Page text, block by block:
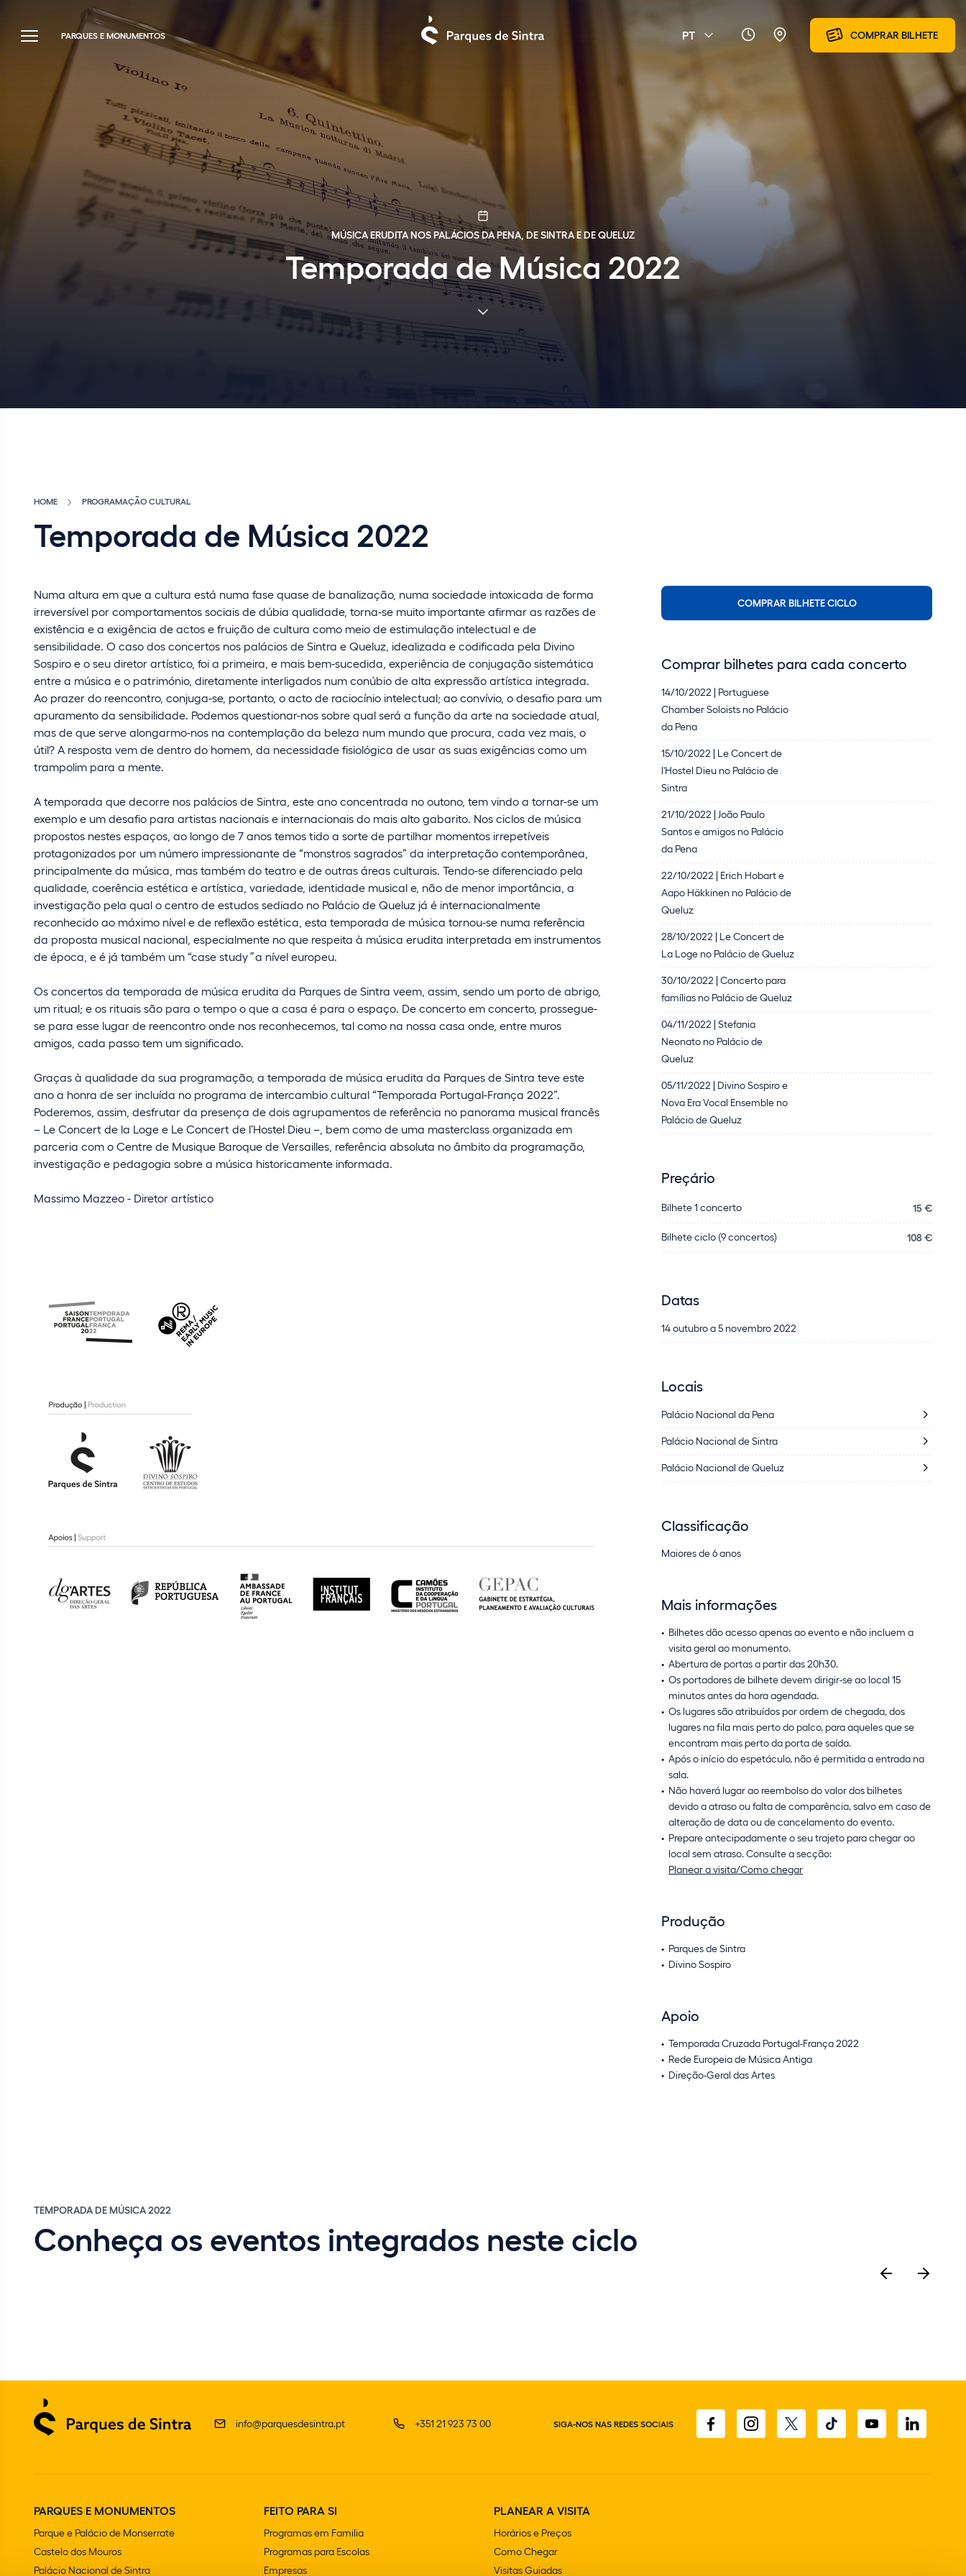
PARQUES E MONUMENTOS PT COMPRAR BILHETE
MÚSICA ERUDITA NOS PALÁCIOS DA PENA, DE SINTRA E DE QUELUZ
Temporada de Música 2022
HOME PROGRAMAÇÃO CULTURAL
Temporada de Música 2022
Numa altura em que a cultura está numa fase quase de banalização, numa sociedade intoxicada de forma
irreversível por comportamentos sociais de dúbia qualidade, torna-se muito importante afirmar as razões de
existência e a exigência de actos e fruição de cultura como meio de estimulação intelectual e de
sensibilidade. O caso dos concertos nos palácios de Sintra e Queluz, idealizada e codificada pela Divino
Sospiro e o seu diretor artístico, foi a primeira, e mais bem-sucedida, experiência de conjugação sistemática
entre a música e o património, diretamente interligados num conúbio de alta expressão artística integrada.
Ao prazer do reencontro, conjuga-se, portanto, o acto de raciocínio intelectual; ao convívio, o desafio para um
apuramento da sensibilidade. Podemos questionar-nos sobre qual será a função da arte na sociedade atual,
mas de que serve alongarmo-nos na contemplação da beleza num mundo que procura, cada vez mais, o
útil? A resposta vem de dentro do homem, da necessidade fisiológica de usar as suas exigências como um
trampolim para a mente.
A temporada que decorre nos palácios de Sintra, este ano concentrada no outono, tem vindo a tornar-se um
exemplo e um desafio para artistas nacionais e internacionais do mais alto gabarito. Nos ciclos de música
propostos nestes espaços, ao longo de 7 anos temos tido a sorte de partilhar momentos irrepetíveis
protagonizados por um número impressionante de “monstros sagrados” da interpretação contemporânea,
principalmente da música, mas também do teatro e de outras áreas culturais. Tendo-se diferenciado pela
qualidade, coerência estética e artística, variedade, identidade musical e, não de menor importância, a
investigação pela qual o centro de estudos sediado no Palácio de Queluz já é internacionalmente
reconhecido ao máximo nível e de reflexão estética, esta temporada de música tornou-se numa referência
da proposta musical nacional, especialmente no que respeita à música erudita interpretada em instrumentos
de época, e é já também um “case study”a nível europeu.
Os concertos da temporada de música erudita da Parques de Sintra veem, assim, sendo um porto de abrigo,
um ritual; e os rituais são para o tempo o que a casa é para o espaço. De concerto em concerto, prossegue-
se para esse lugar de reencontro onde nos reconhecemos, tal como na nossa casa onde, entre muros
amigos, cada passo tem um significado.
Graças à qualidade da sua programação, a temporada de música erudita da Parques de Sintra teve este
ano a honra de ser incluída no programa de intercambio cultural “Temporada Portugal-França 2022”.
Poderemos, assim, desfrutar da presença de dois agrupamentos de referência no panorama musical francês
– Le Concert de la Loge e Le Concert de l’Hostel Dieu –, bem como de uma masterclass organizada em
parceria com o Centre de Musique Baroque de Versailles, referência absoluta no âmbito da programação,
investigação e pedagogia sobre a música historicamente informada.
Massimo Mazzeo - Diretor artístico
COMPRAR BILHETE CICLO
Comprar bilhetes para cada concerto
14/10/2022 | Portuguese
Chamber Soloists no Palácio
da Pena
15/10/2022 | Le Concert de
l'Hostel Dieu no Palácio de
Sintra
21/10/2022 | João Paulo
Santos e amigos no Palácio
da Pena
22/10/2022 | Erich Hobart e
Aapo Häkkinen no Palácio de
Queluz
28/10/2022 | Le Concert de
La Loge no Palácio de Queluz
30/10/2022 | Concerto para
famílias no Palácio de Queluz
04/11/2022 | Stefania
Neonato no Palácio de
Queluz
05/11/2022 | Divino Sospiro e
Nova Era Vocal Ensemble no
Palácio de Queluz
Preçário
Bilhete 1 concerto 15 €
Bilhete ciclo (9 concertos) 108 €
Datas
14 outubro a 5 novembro 2022
Locais
Palácio Nacional da Pena
Palácio Nacional de Sintra
Palácio Nacional de Queluz
Classificação
Maiores de 6 anos
Mais informações
Bilhetes dão acesso apenas ao evento e não incluem a
visita geral ao monumento.
Abertura de portas a partir das 20h30.
Os portadores de bilhete devem dirigir-se ao local 15
minutos antes da hora agendada.
Os lugares são atribuídos por ordem de chegada, dos
lugares na fila mais perto do palco, para aqueles que se
encontram mais perto da porta de saída.
Após o início do espetáculo, não é permitida a entrada na
sala.
Não haverá lugar ao reembolso do valor dos bilhetes
devido a atraso ou falta de comparência, salvo em caso de
alteração de data ou de cancelamento do evento.
Prepare antecipadamente o seu trajeto para chegar ao
local sem atraso. Consulte a secção:
Planear a visita/Como chegar
Produção
Parques de Sintra
Divino Sospiro
Apoio
Temporada Cruzada Portugal-França 2022
Rede Europeia de Música Antiga
Direção-Geral das Artes
TEMPORADA DE MÚSICA 2022
Conheça os eventos integrados neste ciclo
info@parquesdesintra.pt +351 21 923 73 00 SIGA-NOS NAS REDES SOCIAIS
PARQUES E MONUMENTOS
Parque e Palácio de Monserrate
Castelo dos Mouros
Palácio Nacional de Sintra
FEITO PARA SI
Programas em Familia
Programas para Escolas
Empresas
PLANEAR A VISITA
Horários e Preços
Como Chegar
Visitas Guiadas